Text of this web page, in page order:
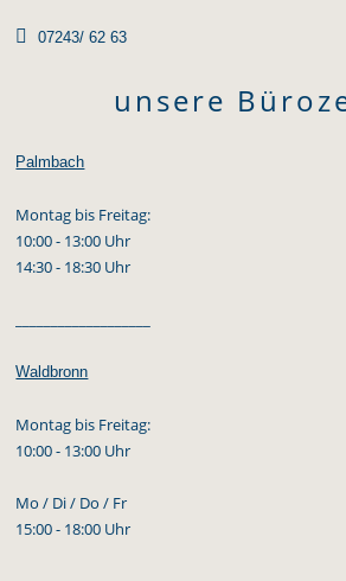
 07243/ 62 63
unsere
Palmbach
Montag bis Freitag:
10:00 - 13:00 Uhr
14:30 - 18:30 Uhr
Waldbronn
Montag bis Freitag:
10:00 - 13:00 Uhr
Mo / Di / Do / Fr
15:00 - 18:00 Uhr